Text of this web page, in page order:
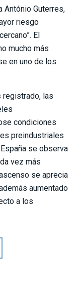
António Guterres,
riesgo
El
mucho más
en uno de los
registrado, las
condiciones
preindustriales
se observa
vez más
se aprecia
aumentado
a los